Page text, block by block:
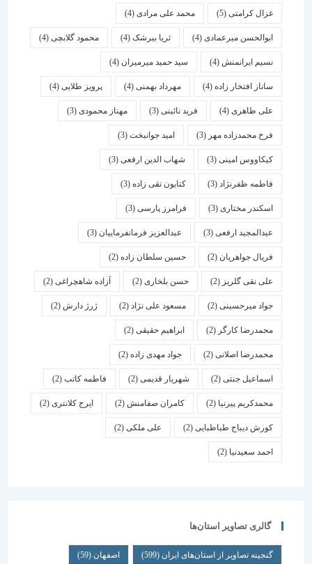
غزال کرامتی(5) محمد علی مرادی(4)
ابوالحسن میرعمادی(4) ثریا بیرشک(4) محمود گلابچی(4)
نسیم ایرانمنش(4) سید حمید میرمیران(4)
ساناز افتخار زاده(4) مهرداد بهمنی (4) پرویز طلایی(4)
علی طاهری(4) فرید نائینی(3) مهناز محمودی(3)
فرخ محمدزاده مهر(3) امید جوانبخت(3)
کیکاووس امینی(3) شهاب الدین ارفعی(3)
فاطمه ظفرنژاد(3) کتایون تقی زاده(3)
اسكندر مختاری (3) فرامرز پارسی(3)
عبدالمجید ارفعی(3) عبدالعزیز فرمانفرماییان(3)
فریال جواهریان(2) حسین سلطان زاده(2)
علی نقی گلریز(2) حسن بلخاری(2) آزاده شاهچراغی(2)
جواد میرحسینی(2) مسعود علی نژاد(2) ژرژ دارش (2)
محمدرضا کارگر(2) ابراهیم حقیقی(2)
محمدرضا اصلانی(2) جواد مهدی زاده(2)
اسماعیل جنتی(2) شهریار قدیمی(2) فاطمه کاتب(2)
محمدکریم پیرنیا (2) کامران صفامنش(2) ایرج کلانتری (2)
کورش دیباج طباطبایی(2) علی ملکی(2)
احمد سعیدنیا (2)
گالری تصاویر استان‌ها
گنجینه تصاویر از استان‌های ایران(599) اصفهان (59)